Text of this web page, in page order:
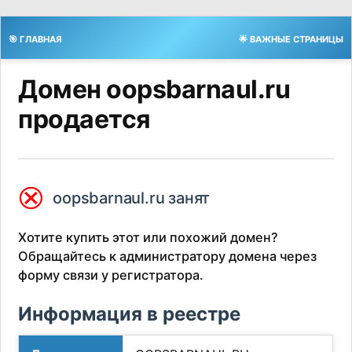
🎯 ГЛАВНАЯ 🌟 ВАЖНЫЕ СТРАНИЦЫ
Домен oopsbarnaul.ru
продается
⮿ oopsbarnaul.ru занят
Хотите купить этот или похожий домен?
Обращайтесь к администратору домена через
форму связи у регистратора.
Информация в реестре